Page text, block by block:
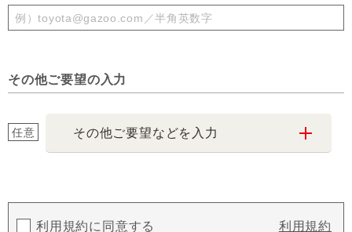
その他ご要望の入力
任意 その他ご要望などを入力
利用規約に同意する 利用規約